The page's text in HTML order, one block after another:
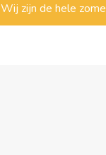
Wij zijn de hele